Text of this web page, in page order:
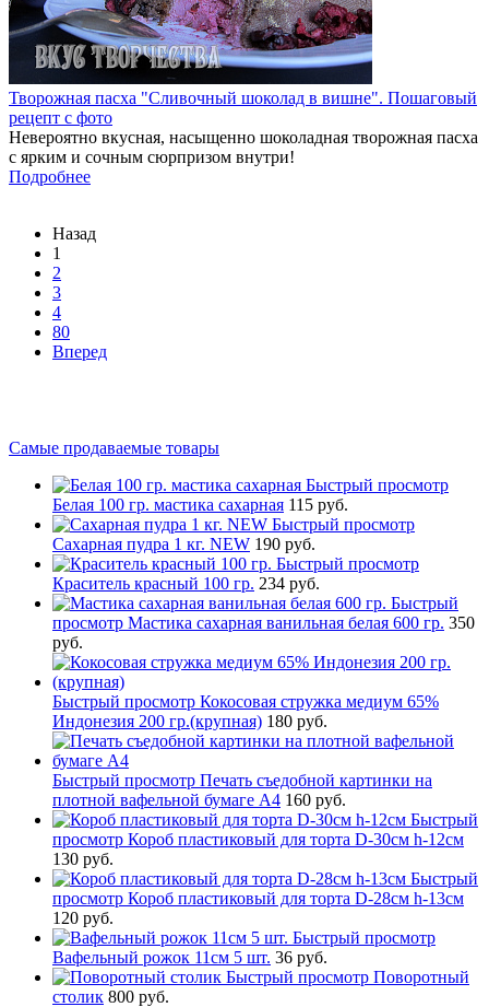
Творожная пасха "Сливочный шоколад в вишне". Пошаговый
рецепт с фото
Невероятно вкусная, насыщенно шоколадная творожная пасха
с ярким и сочным сюрпризом внутри!
Подробнее
Назад
1
2
3
4
80
Вперед
Самые продаваемые товары
Быстрый просмотр
Белая 100 гр. мастика сахарная 115 руб.
Быстрый просмотр
Сахарная пудра 1 кг. NEW 190 руб.
Быстрый просмотр
Краситель красный 100 гр. 234 руб.
Быстрый
просмотр Мастика сахарная ванильная белая 600 гр. 350
руб.
Быстрый просмотр Кокосовая стружка медиум 65%
Индонезия 200 гр.(крупная) 180 руб.
Быстрый просмотр Печать съедобной картинки на
плотной вафельной бумаге А4 160 руб.
Быстрый
просмотр Короб пластиковый для торта D-30см h-12см
130 руб.
Быстрый
просмотр Короб пластиковый для торта D-28см h-13см
120 руб.
Быстрый просмотр
Вафельный рожок 11см 5 шт. 36 руб.
Быстрый просмотр Поворотный
столик 800 руб.